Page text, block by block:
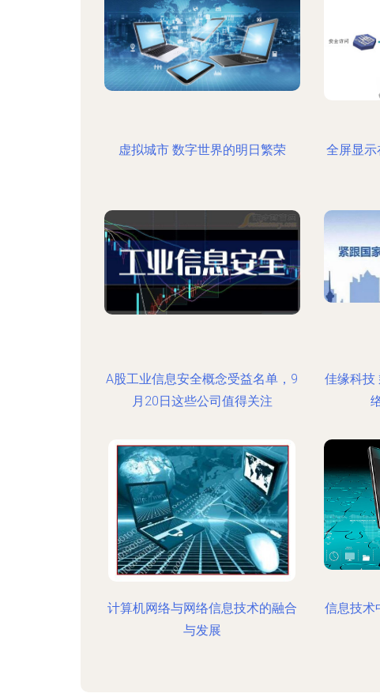
虚拟城市 数字世界的明日繁荣
全屏显
A股工业信息安全概念受益名单，9
月20日这些公司值得关注
佳缘科技
计算机网络与网络信息技术的融合
与发展
信息技术